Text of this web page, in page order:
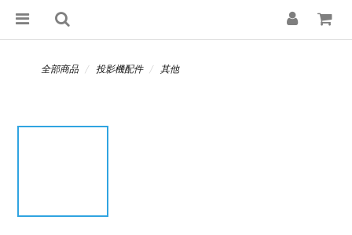
全部商品 投影機配件 其他